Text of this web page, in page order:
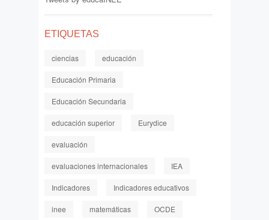
ETIQUETAS
ciencias educación
Educación Primaria
Educación Secundaria
educación superior Eurydice
evaluación
evaluaciones internacionales IEA
Indicadores Indicadores educativos
inee matemáticas OCDE